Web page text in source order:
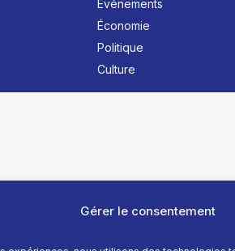
Gérer le consentement
Événements
Économie
Politique
Culture